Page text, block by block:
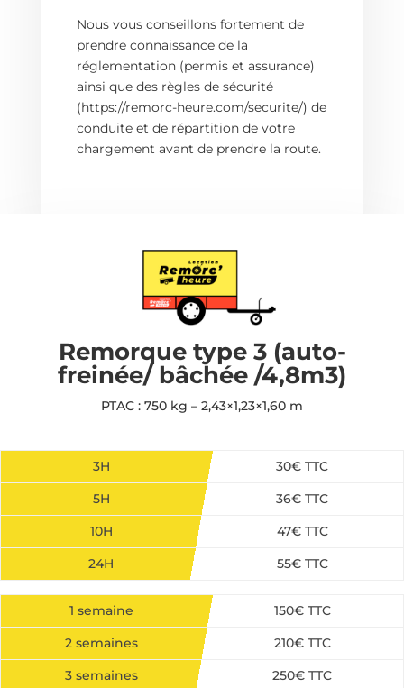
Nous vous conseillons fortement de
prendre connaissance de la
réglementation (permis et assurance)
ainsi que desrègles de sécurité
(https://remorc-heure.com/securite/) de
conduite et de répartition de votre
chargement avant de prendre la route.
Remorque type 3 (auto-
freinée/ bâchée /4,8m3)
PTAC : 750 kg – 2,43×1,23×1,60 m
3H
30€ TTC
5H
36€ TTC
10H
47€ TTC
24H
55€ TTC
1 semaine
150€ TTC
2 semaines
210€ TTC
3 semaines
250€ TTC